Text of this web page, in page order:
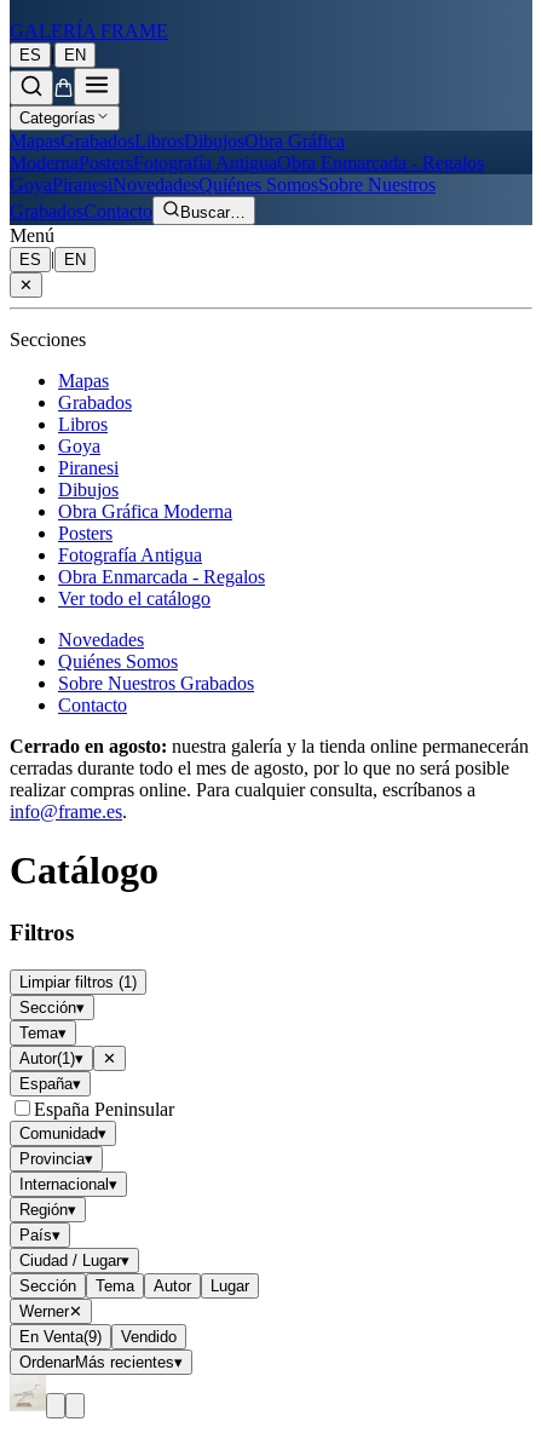
GALERÍA FRAME
ES | EN
Categorías
MapasGrabadosLibrosDibujosObra Gráfica
ModernaPostersFotografía AntiguaObra Enmarcada - Regalos
GoyaPiranesiNovedadesQuiénes SomosSobre Nuestros
GrabadosContacto Buscar…
Menú
ES |
EN
✕
Secciones
Mapas
Grabados
Libros
Goya
Piranesi
Dibujos
Obra Gráfica Moderna
Posters
Fotografía Antigua
Obra Enmarcada - Regalos
Ver todo el catálogo
Novedades
Quiénes Somos
Sobre Nuestros Grabados
Contacto
Cerrado en agosto: nuestra galería y la tienda online permanecerán
cerradas durante todo el mes de agosto, por lo que no será posible
realizar compras online. Para cualquier consulta, escríbanos a
info@frame.es.
Catálogo
Filtros
Limpiar filtros (1)
Sección▾
Tema▾
Autor(1)▾
✕
España▾
España Peninsular
Comunidad▾
Provincia▾
Internacional▾
Región▾
País▾
Ciudad / Lugar▾
Sección
Tema Autor
Lugar
Werner✕
En Venta(9)
Vendido
OrdenarMás recientes▾